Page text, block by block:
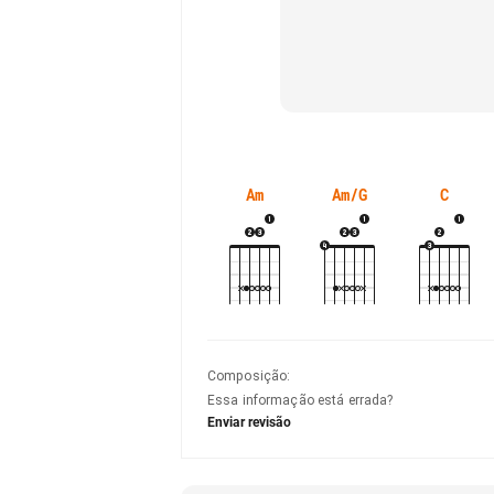
Am Am/G C
Composição:
Essa informação está errada?
Enviar revisão